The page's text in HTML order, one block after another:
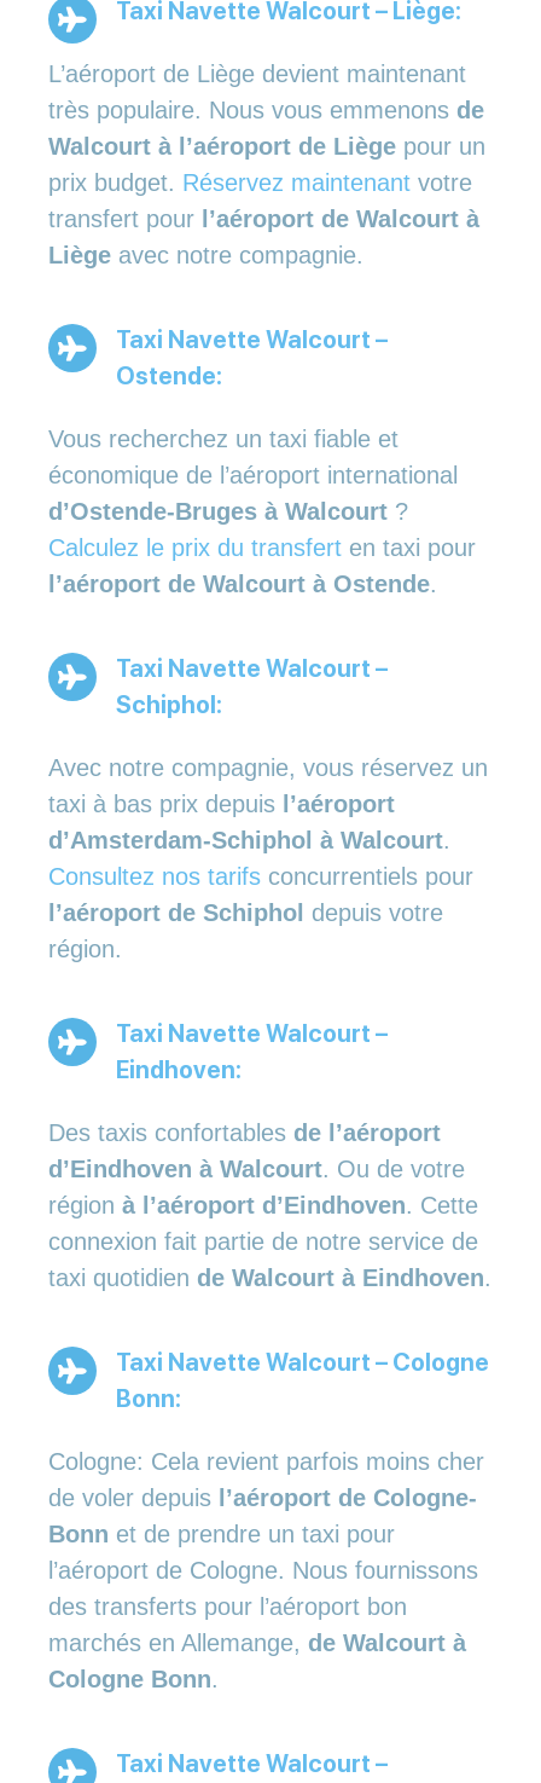
Taxi Navette Walcourt – Liège:
L’aéroport de Liège devient maintenant
très populaire. Nous vous emmenons de
Walcourt à l’aéroport de Liège pour un
prix budget. Réservez maintenant votre
transfert pour l’aéroport de Walcourt à
Liège avec notre compagnie.
Taxi Navette Walcourt –
Ostende:
Vous recherchez un taxi fiable et
économique de l’aéroport international
d’Ostende-Bruges à Walcourt ?
Calculez le prix du transfert en taxi pour
l’aéroport de Walcourt à Ostende.
Taxi Navette Walcourt –
Schiphol:
Avec notre compagnie, vous réservez un
taxi à bas prix depuis l’aéroport
d’Amsterdam-Schiphol à Walcourt.
Consultez nos tarifs concurrentiels pour
l’aéroport de Schiphol depuis votre
région.
Taxi Navette Walcourt –
Eindhoven:
Des taxis confortables de l’aéroport
d’Eindhoven à Walcourt. Ou de votre
région à l’aéroport d’Eindhoven. Cette
connexion fait partie de notre service de
taxi quotidien de Walcourt à Eindhoven.
Taxi Navette Walcourt – Cologne
Bonn:
Cologne: Cela revient parfois moins cher
de voler depuis l’aéroport de Cologne-
Bonn et de prendre un taxi pour
l’aéroport de Cologne. Nous fournissons
des transferts pour l’aéroport bon
marchés en Allemange, de Walcourt à
Cologne Bonn.
Taxi Navette Walcourt –